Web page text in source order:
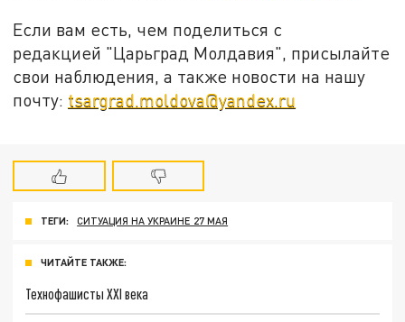
Если вам есть, чем поделиться с
редакцией "Царьград Молдавия", присылайте
свои наблюдения, а также новости на нашу
почту: tsargrad.moldova@yandex.ru
ТЕГИ: СИТУАЦИЯ НА УКРАИНЕ 27 МАЯ
ЧИТАЙТЕ ТАКЖЕ:
Технофашисты XXI века